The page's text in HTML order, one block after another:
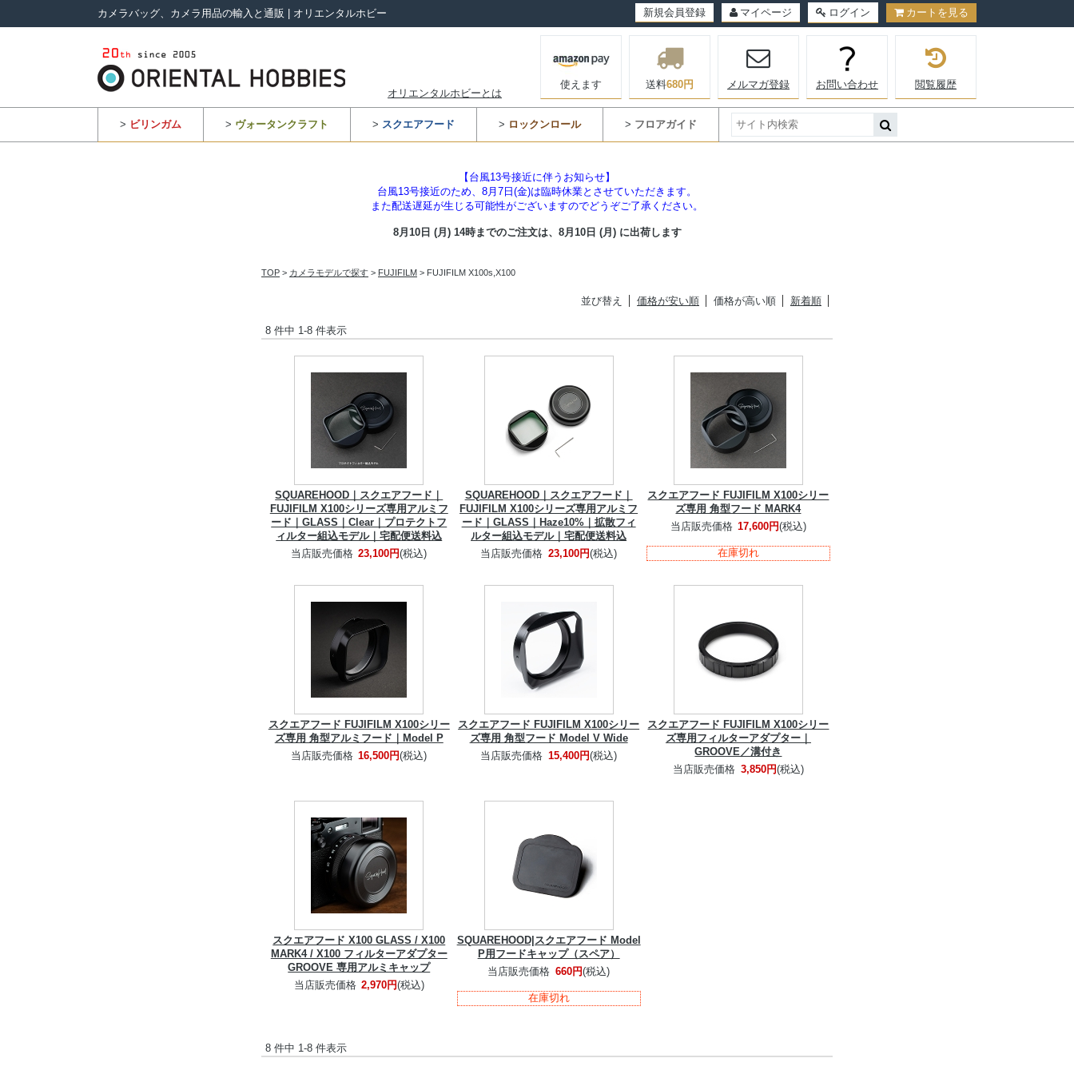
カメラバッグ、カメラ用品の輸入と通販 | オリエンタルホビー 新規会員登録 マイページ ログイン カートを見る
オリエンタルホビーとは
使えます 送料680円 メルマガ登録 お問い合わせ 閲覧履歴
> ビリンガム > ヴォータンクラフト > スクエアフード > ロックンロール > フロアガイド
【台風13号接近に伴うお知らせ】
台風13号接近のため、8月7日(金)は臨時休業とさせていただきます。
また配送遅延が生じる可能性がございますのでどうぞご了承ください。
8月10日 (月) 14時までのご注文は、 8月10日 (月) に出荷します
TOP > カメラモデルで探す > FUJIFILM > FUJIFILM X100s,X100
並び替え 価格が安い順 価格が高い順 新着順
8 件中 1-8 件表示
SQUAREHOOD｜スクエアフード｜
FUJIFILM X100シリーズ専用アルミフ
ード｜GLASS｜Clear｜プロテクトフ
ィルター組込モデル｜宅配便送料込
当店販売価格 23,100円(税込)
SQUAREHOOD｜スクエアフード｜
FUJIFILM X100シリーズ専用アルミフ
ード｜GLASS｜Haze10%｜拡散フィ
ルター組込モデル｜宅配便送料込
当店販売価格 23,100円(税込)
スクエアフード FUJIFILM X100シリー
ズ専用 角型フード MARK4
当店販売価格 17,600円(税込)
在庫切れ
スクエアフード FUJIFILM X100シリー
ズ専用 角型アルミフード｜Model P
当店販売価格 16,500円(税込)
スクエアフード FUJIFILM X100シリー
ズ専用 角型フード Model V Wide
当店販売価格 15,400円(税込)
スクエアフード FUJIFILM X100シリー
ズ専用フィルターアダプター｜
GROOVE／溝付き
当店販売価格 3,850円(税込)
スクエアフード X100 GLASS / X100
MARK4 / X100 フィルターアダプター
GROOVE 専用アルミキャップ
当店販売価格 2,970円(税込)
SQUAREHOOD|スクエアフード Model
P用フードキャップ（スペア）
当店販売価格 660円(税込)
在庫切れ
8 件中 1-8 件表示